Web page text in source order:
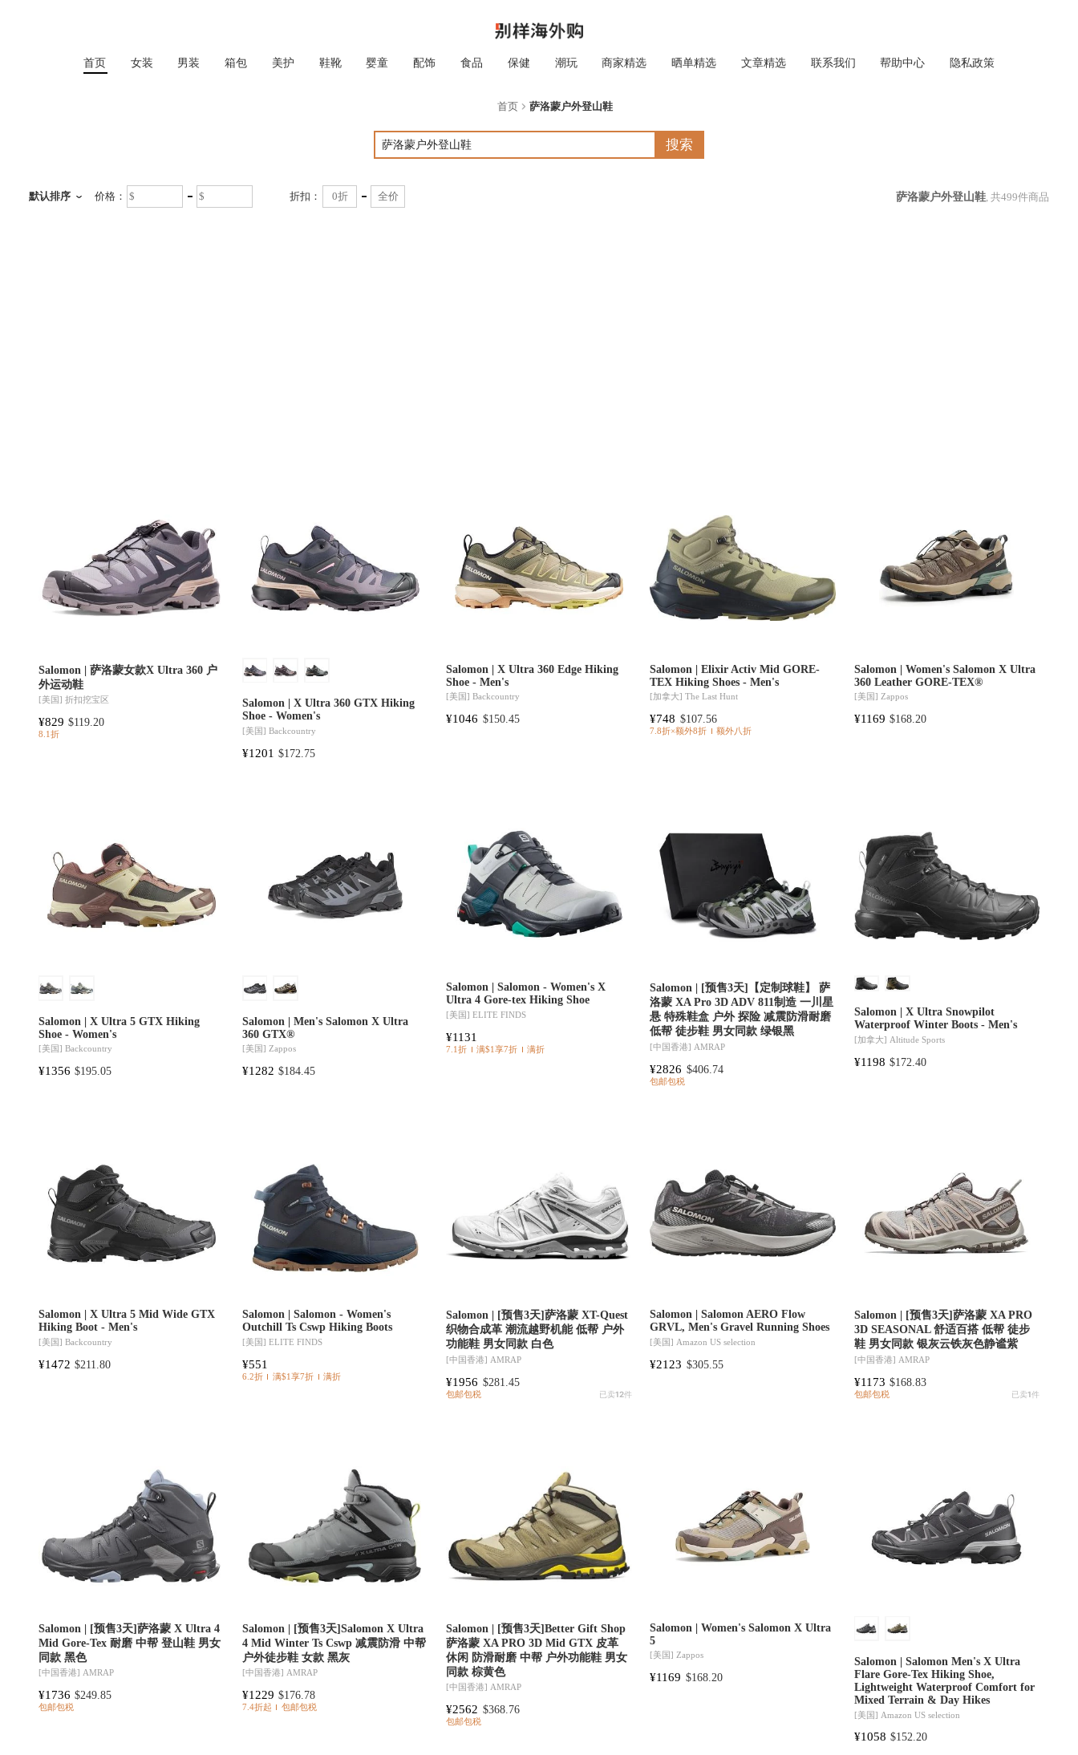
首页 女装 男装 箱包 美护 鞋靴 婴童 配饰 食品 保健 潮玩 商家精选 晒单精选 文章精选 联系我们 帮助中心 隐私政策
首页
首页 萨洛蒙户外登山鞋
搜索
默认排序 价格： 折扣： 萨洛蒙户外登山鞋, 共499件商品
Salomon | 萨洛蒙女款X Ultra 360 户
外运动鞋
[美国] 折扣挖宝区
¥829 $119.20
8.1折
Salomon | X Ultra 360 GTX Hiking
Shoe - Women's
[美国] Backcountry
¥1201 $172.75
Salomon | X Ultra 360 Edge Hiking
Shoe - Men's
[美国]Backcountry
¥1046 $150.45
Salomon | Elixir Activ Mid GORE-
TEX Hiking Shoes - Men's
[加拿大]The Last Hunt
¥748 $107.56
7.8折×额外8折 额外八折
Salomon | Women's Salomon X Ultra
360 Leather GORE-TEX®
[美国] Zappos
¥1169 $168.20
Salomon | X Ultra 5 GTX Hiking
Shoe - Women's
[美国] Backcountry
¥1356 $195.05
Salomon | Men's Salomon X Ultra
360 GTX®
[美国] Zappos
¥1282 $184.45
Salomon | Salomon - Women's X
Ultra 4 Gore-tex Hiking Shoe
[美国]ELITE FINDS
¥1131
7.1折 满$1享7折 满折
Salomon | [预售3天]【定制球鞋】 萨
洛蒙 XA Pro 3D ADV 811制造 一川星
悬 特殊鞋盒 户外 探险 减震防滑耐磨
低帮 徒步鞋 男女同款 绿银黑
[中国香港] AMRAP
¥2826 $406.74
包邮包税
Salomon | X Ultra Snowpilot
Waterproof Winter Boots - Men's
[加拿大] Altitude Sports
¥1198 $172.40
Salomon | X Ultra 5 Mid Wide GTX
Hiking Boot - Men's
[美国] Backcountry
¥1472 $211.80
Salomon | Salomon - Women's
Outchill Ts Cswp Hiking Boots
[美国] ELITE FINDS
¥551
6.2折 满$1享7折 满折
Salomon | [预售3天]萨洛蒙 XT-Quest
织物合成革 潮流越野机能 低帮 户外
功能鞋 男女同款 白色
[中国香港] AMRAP
¥1956 $281.45
包邮包税 已卖12件
Salomon | Salomon AERO Flow
GRVL, Men's Gravel Running Shoes
[美国] Amazon US selection
¥2123 $305.55
Salomon | [预售3天]萨洛蒙 XA PRO
3D SEASONAL 舒适百搭 低帮 徒步
鞋 男女同款 银灰云铁灰色静谧紫
[中国香港] AMRAP
¥1173 $168.83
包邮包税 已卖1件
Salomon | [预售3天]萨洛蒙 X Ultra 4
Mid Gore-Tex 耐磨 中帮 登山鞋 男女
同款 黑色
[中国香港] AMRAP
¥1736 $249.85
包邮包税
Salomon | [预售3天]Salomon X Ultra
4 Mid Winter Ts Cswp 减震防滑 中帮
户外徒步鞋 女款 黑灰
[中国香港] AMRAP
¥1229 $176.78
7.4折起 包邮包税
Salomon | [预售3天]Better Gift Shop
萨洛蒙 XA PRO 3D Mid GTX 皮革
休闲 防滑耐磨 中帮 户外功能鞋 男女
同款 棕黄色
[中国香港] AMRAP
¥2562 $368.76
包邮包税
Salomon | Women's Salomon X Ultra
5
[美国] Zappos
¥1169 $168.20
Salomon | Salomon Men's X Ultra
Flare Gore-Tex Hiking Shoe,
Lightweight Waterproof Comfort for
Mixed Terrain & Day Hikes
[美国] Amazon US selection
¥1058 $152.20